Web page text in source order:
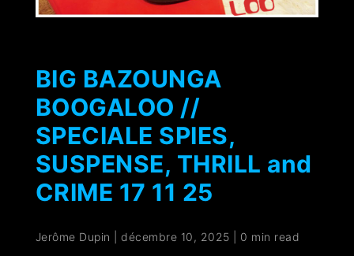
BIG BAZOUNGA
BOOGALOO //
SPECIALE SPIES,
SUSPENSE, THRILL and
CRIME 17 11 25
Jerôme Dupin |décembre 10, 2025 0 min read